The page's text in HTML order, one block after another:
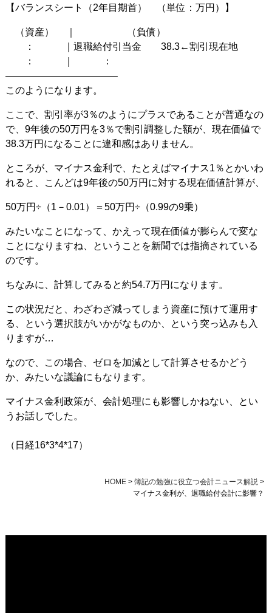
【バランスシート（2年目期首） （単位：万円）】
（資産） ｜ （負債）
： ｜退職給付引当金 38.3←割引現在地
： ｜ ：
———————————–
このようになります。
ここで、割引率が3％のようにプラスであることが普通なの
で、9年後の50万円を3％で割引調整した額が、現在価値で
38.3万円になることに違和感はありません。
ところが、マイナス金利で、たとえばマイナス1％とかいわ
れると、こんどは9年後の50万円に対する現在価値計算が、
50万円÷（1－0.01）＝50万円÷（0.99の9乗）
みたいなことになって、かえって現在価値が膨らんで変な
ことになりますね、ということを新聞では指摘されている
のです。
ちなみに、計算してみると約54.7万円になります。
この状況だと、わざわざ減ってしまう資産に預けて運用す
る、という選択肢がいかがなものか、という突っ込みも入
りますが…
なので、この場合、ゼロを加減として計算させるかどう
か、みたいな議論にもなります。
マイナス金利政策が、会計処理にも影響しかねない、とい
うお話しでした。
（日経16*3*4*17）
HOME> 簿記の勉強に役立つ会計ニュース解説 >
マイナス金利が、退職給付会計に影響？